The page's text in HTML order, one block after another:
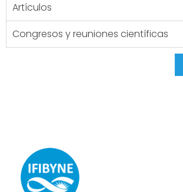
Artículos
Congresos y reuniones científicas